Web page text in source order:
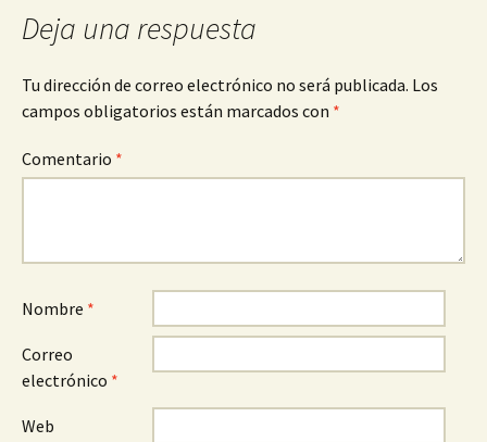
entradas
Deja una respuesta
Tu dirección de correo electrónico no será publicada. Los
campos obligatorios están marcados con *
Comentario *
Nombre *
Correo
electrónico *
Web